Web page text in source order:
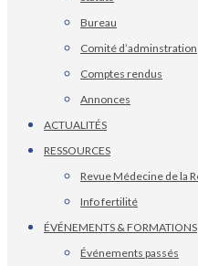
Bureau
Comité d’adminstration
Comptes rendus
Annonces
ACTUALITÉS
RESSOURCES
Revue Médecine de la
Info fertilité
ÉVÉNEMENTS & FORMATIONS
Événements passés